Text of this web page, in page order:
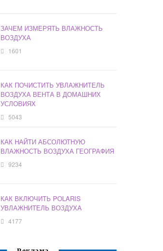
ЗАЧЕМ ИЗМЕРЯТЬ ВЛАЖНОСТЬ
ВОЗДУХА
1601
КАК ПОЧИСТИТЬ УВЛАЖНИТЕЛЬ
ВОЗДУХА ВЕНТА В ДОМАШНИХ
УСЛОВИЯХ
5043
КАК НАЙТИ АБСОЛЮТНУЮ
ВЛАЖНОСТЬ ВОЗДУХА ГЕОГРАФИЯ
9234
КАК ВКЛЮЧИТЬ POLARIS
УВЛАЖНИТЕЛЬ ВОЗДУХА
4177